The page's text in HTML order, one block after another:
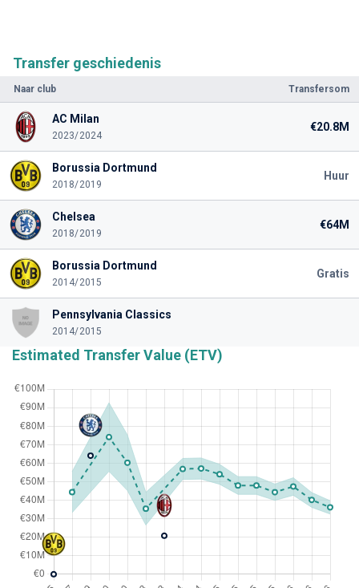
Transfer geschiedenis
Naar club Transfersom
AC Milan
2023/2024
€20.8M
Borussia Dortmund
2018/2019
Huur
Chelsea
2018/2019
€64M
Borussia Dortmund
2014/2015
Gratis
Pennsylvania Classics
2014/2015
Estimated Transfer Value (ETV)